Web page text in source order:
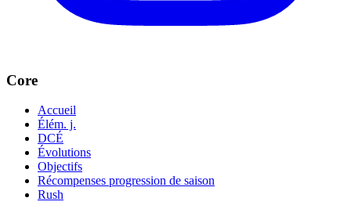
Core
Accueil
Élém. j.
DCÉ
Évolutions
Objectifs
Récompenses progression de saison
Rush